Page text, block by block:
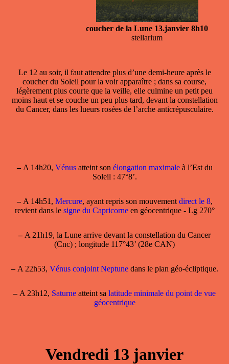
coucher de la Lune 13.janvier 8h10
stellarium
Le 12 au soir, il faut attendre plus d’une demi-heure après le
coucher du Soleil pour la voir apparaître ; dans sa course,
légèrement plus courte que la veille, elle culmine un petit peu
moins haut et se couche un peu plus tard, devant la constellation
du Cancer, dans les lueurs rosées de l’arche anticrépusculaire.
–A 14h20, Vénusatteint son élongation maximaleà l’Est du
Soleil : 47°8’.
–A 14h51, Mercure, ayant repris son mouvement direct le 8,
revient dans le signe du Capricorne en géocentrique - Lg 270°
–A 21h19, la Lune arrive devant la constellation du Cancer
(Cnc) ; longitude 117°43’ (28e CAN)
–A 22h53, Vénus conjoint Neptunedans le plan géo-écliptique.
–A 23h12, Saturne atteint sa latitude minimale du point de vue
géocentrique
Vendredi 13 janvier